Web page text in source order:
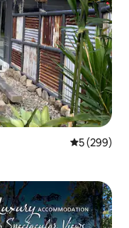
Évaluation
5 (299)